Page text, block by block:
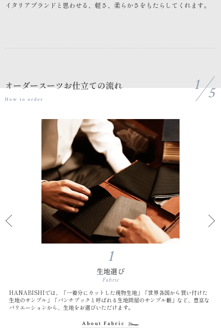
イタリアブランドと思わせる、軽さ、柔らかさをもたらしてくれます。
オーダースーツお仕立ての流れ
How to order
1 5
生地選び
Fabric
HANABISHIでは、「一着分にカットした現物生地」「世界各国から買い付けた
生地のサンプル」「バンチブックと呼ばれる生地問屋のサンプル帳」など、豊富な
バリエーションから、生地をお選びいただけます。
1
About Fabric